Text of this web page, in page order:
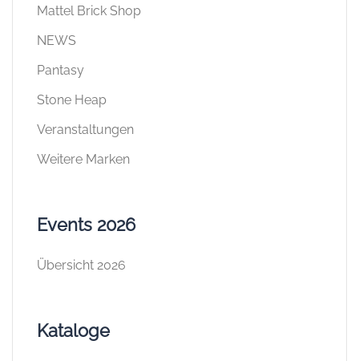
Mattel Brick Shop
NEWS
Pantasy
Stone Heap
Veranstaltungen
Weitere Marken
Events 2026
Übersicht 2026
Kataloge